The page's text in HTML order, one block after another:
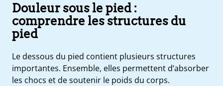
Douleur sous le pied :
comprendre les structures du
pied
Le dessous du pied contient plusieurs structures
importantes. Ensemble, elles permettent d’absorber
les chocs et de soutenir le poids du corps.